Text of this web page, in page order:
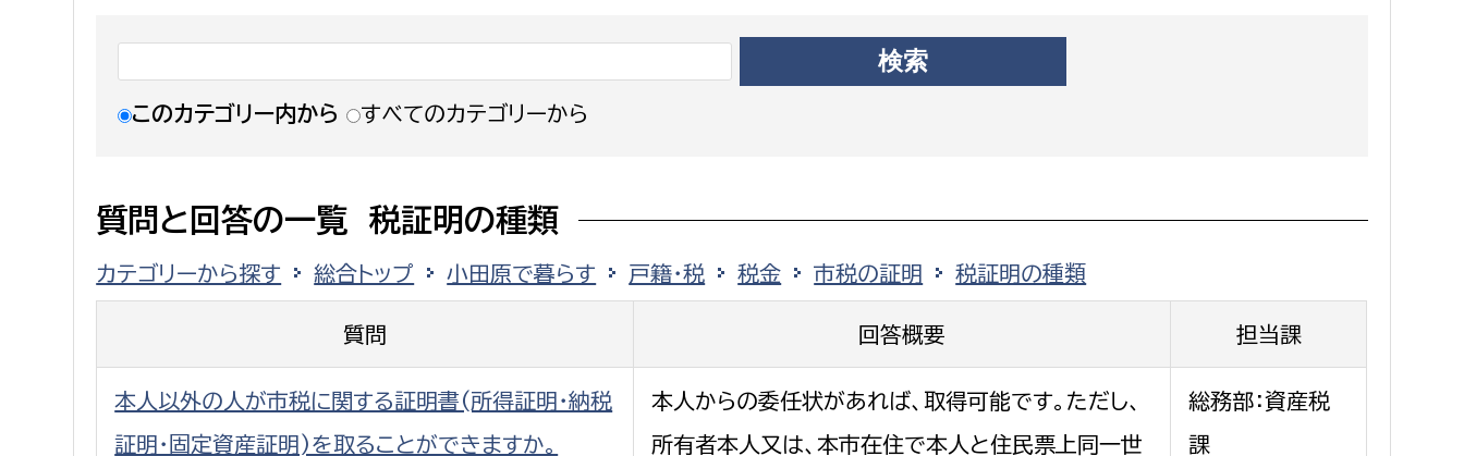
上下水道局
経営総務課
水道整備課
下水道整備課
浄水管理課
教育部
教育総務課
教育指導課
選挙管理委員会事務局
このカテゴリー内から すべてのカテゴリーから
質問と回答の一覧 税証明の種類
カテゴリーから探す 総合トップ 小田原で暮らす 戸籍・税 税金 市税の証明 税証明の種類
質問 回答概要 担当課
本人以外の人が市税に関する証明書(所得証明・納税
証明・固定資産証明)を取ることができますか。
本人からの委任状があれば、取得可能です。ただし、
所有者本人又は、本市在住で本人と住民票上同一世
総務部：資産税
課